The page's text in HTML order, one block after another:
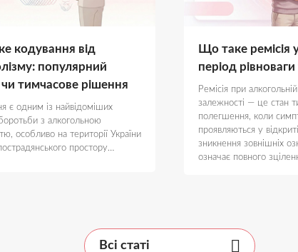
кодування від
популярний
тимчасове рішення
є одним із найвідоміших
з алкогольною
особливо на території України
простору…
Що таке ремісія
період
Ремісія при
залежності — це стан
полегшення, коли
проявляються у
зникнення зовнішніх
означає повного
Всі статі